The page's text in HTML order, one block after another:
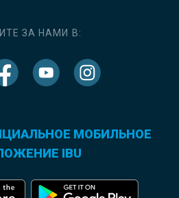
ЗА НАМИ В:
МОБИЛЬНОЕ
IBU